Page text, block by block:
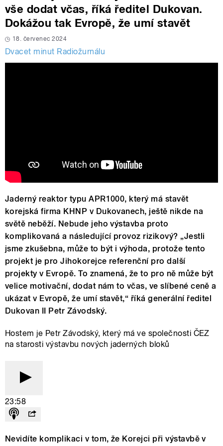
vše dodat včas, říká ředitel Dukovan.
Dokážou tak Evropě, že umí stavět
18. červenec 2024
Dvacet minut Radiožurnálu
Jaderný reaktor typu APR1000, který má stavět
korejská firma KHNP v Dukovanech, ještě nikde na
světě neběží. Nebude jeho výstavba proto
komplikovaná a následující provoz rizikový? „Jestli
jsme zkušebna, může to být i výhoda, protože tento
projekt je pro Jihokorejce referenční pro další
projekty v Evropě. To znamená, že to pro ně může být
velice motivační, dodat nám to včas, ve slíbené ceně a
ukázat v Evropě, že umí stavět,“ říká generální ředitel
Dukovan II Petr Závodský.
Hostem je Petr Závodský, který má ve společnosti ČEZ
na starosti výstavbu nových jaderných bloků
23:58
Nevidíte komplikaci v tom, že Korejci při výstavbě v